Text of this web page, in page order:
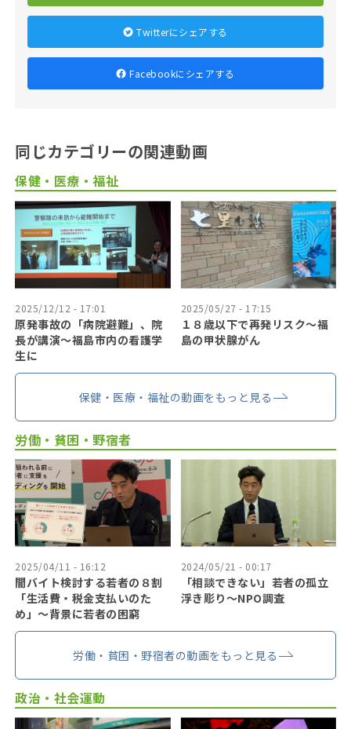
Twitterにシェアする
Facebookにシェアする
同じカテゴリーの関連動画
保健・医療・福祉
2025/12/12 - 17:01
原発事故の「病院避難」、院
長が講演～福島市内の看護学
生に
2025/05/27 - 17:15
１８歳以下で再発リスク〜福
島の甲状腺がん
保健・医療・福祉の動画をもっと見る
労働・貧困・野宿者
2025/04/11 - 16:12
闇バイト検討する若者の８割
「生活費・税金支払いのた
め」〜背景に若者の困窮
2024/05/21 - 00:17
「相談できない」若者の孤立
浮き彫り〜NPO調査
労働・貧困・野宿者の動画をもっと見る
政治・社会運動